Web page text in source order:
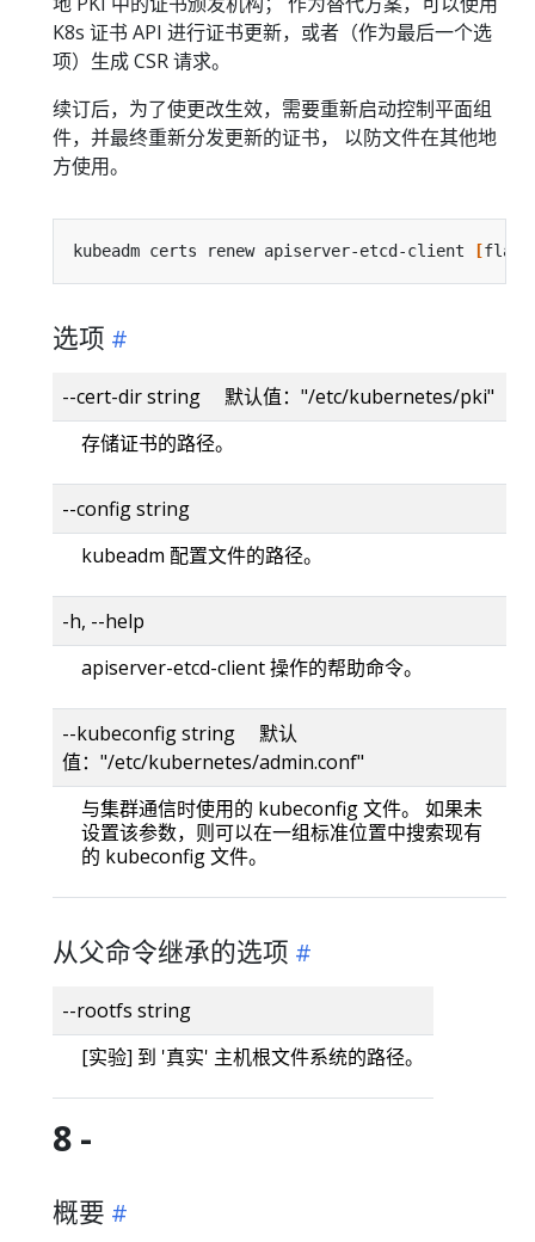
K8s 证书 API 进行证书更新，或者（作为最后一个选
项）生成 CSR 请求。
续订后，为了使更改生效，需要重新启动控制平面组
件，并最终重新分发更新的证书， 以防文件在其他地
方使用。
kubeadm certs renew apiserver-etcd-client [flags
选项
--cert-dir string 默认值："/etc/kubernetes/pki"
存储证书的路径。
--config string
kubeadm 配置文件的路径。
-h, --help
apiserver-etcd-client 操作的帮助命令。
--kubeconfig string 默认
值："/etc/kubernetes/admin.conf"
与集群通信时使用的 kubeconfig 文件。 如果未
设置该参数，则可以在一组标准位置中搜索现有
的 kubeconfig 文件。
从父命令继承的选项
--rootfs string
[实验] 到 '真实' 主机根文件系统的路径。
8 -
概要